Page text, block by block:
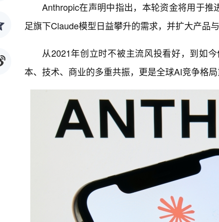
Anthropic在声明中指出，本轮资金将用于
足旗下Claude模型日益攀升的需求，并扩大产品
从2021年创立时不被主流风投看好，到如
本、技术、商业的多重共振，更是全球AI竞争格